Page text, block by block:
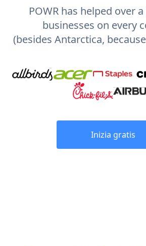
POWR has helped over
businesses on every
(besides Antarctica,
Inizia gratis